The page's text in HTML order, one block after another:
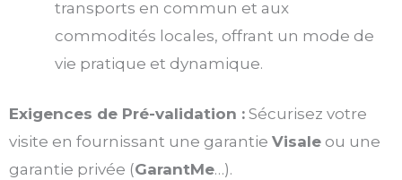
transports en commun et aux
commodités locales, offrant un mode de
vie pratique et dynamique.
Exigences de Pré-validation : Sécurisez votre
visite en fournissant une garantie Visale ou une
garantie privée (GarantMe…).